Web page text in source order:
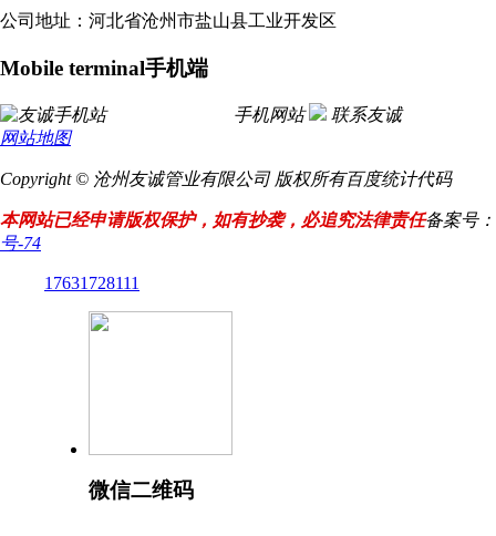
公司地址：河北省沧州市盐山县工业开发区
Mobile terminal手机端
手机网站
联系友诚
网站地图
Copyright © 沧州友诚管业有限公司 版权所有百度统计代码
本网站已经申请版权保护，如有抄袭，必追究法律责任备案号：
号-74
17631728111
微信二维码